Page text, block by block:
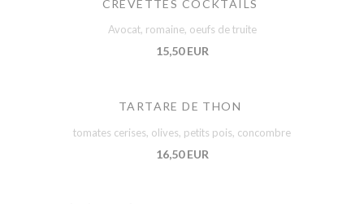
CREVETTES COCKTAILS
Avocat, romaine, oeufs de truite
15,50 EUR
TARTARE DE THON
tomates cerises, olives, petits pois, concombre
16,50 EUR